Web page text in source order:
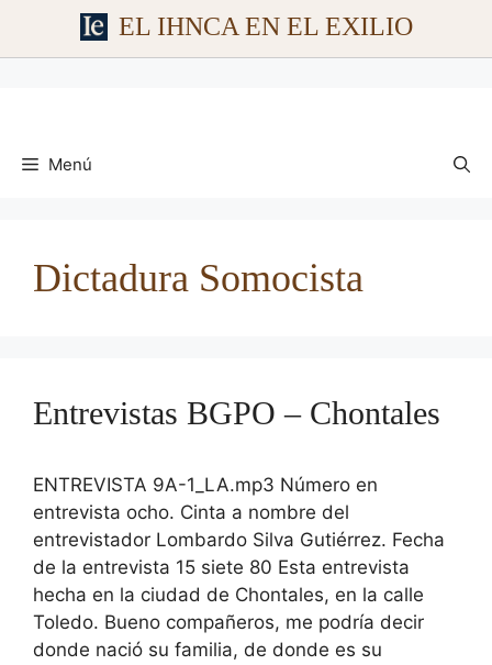
EL IHNCA EN EL EXILIO
contenido
Menú
Dictadura Somocista
Entrevistas BGPO – Chontales
ENTREVISTA 9A-1_LA.mp3 Número en
entrevista ocho. Cinta a nombre del
entrevistador Lombardo Silva Gutiérrez. Fecha
de la entrevista 15 siete 80 Esta entrevista
hecha en la ciudad de Chontales, en la calle
Toledo. Bueno compañeros, me podría decir
donde nació su familia, de donde es su